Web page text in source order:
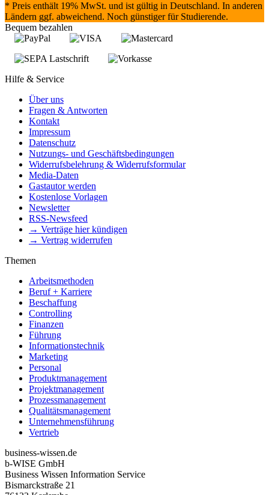
* Preis enthält 19% MwSt. und ist gültig in Deutschland. In anderen
Ländern ggf. abweichend. Noch günstiger für Studierende.
Bequem bezahlen
Hilfe & Service
Über uns
Fragen & Antworten
Kontakt
Impressum
Datenschutz
Nutzungs- und Geschäftsbedingungen
Widerrufsbelehrung & Widerrufsformular
Media-Daten
Gastautor werden
Kostenlose Vorlagen
Newsletter
RSS-Newsfeed
→ Verträge hier kündigen
→ Vertrag widerrufen
Themen
Arbeitsmethoden
Beruf + Karriere
Beschaffung
Controlling
Finanzen
Führung
Informationstechnik
Marketing
Personal
Produktmanagement
Projektmanagement
Prozessmanagement
Qualitätsmanagement
Unternehmensführung
Vertrieb
business-wissen.de
b-WISE GmbH
Business Wissen Information Service
Bismarckstraße 21